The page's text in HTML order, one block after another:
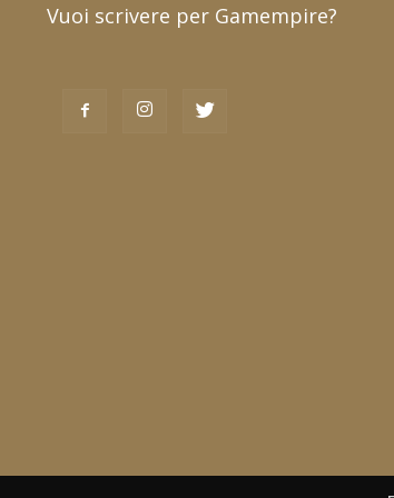
Vuoi scrivere per Gamempire?